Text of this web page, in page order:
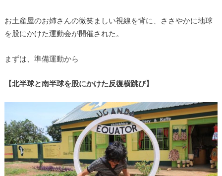
お土産屋のお姉さんの微笑ましい視線を背に、ささやかに地球
を股にかけた運動会が開催された。
まずは、準備運動から
【北半球と南半球を股にかけた反復横跳び】